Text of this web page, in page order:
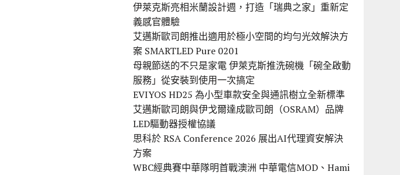
伊萊克斯亮相米蘭設計週，打造「瑞典之家」重新定
義感官體驗
艾邁斯歐司朗推出適用於極小空間的均勻光效解決方
案 SMARTLED Pure 0201
母親節送的不只是家電 伊萊克斯推洗碗機「碗全啟動
服務」從安裝到使用一次搞定
EVIYOS HD25 為小型車款安全與通訊樹立全新標準
艾邁斯歐司朗與伊戈爾達成歐司朗（OSRAM）品牌
LED驅動器授權協議
思科於 RSA Conference 2026 展出AI代理資安解決
方案
WBC經典賽中華隊明首戰澳洲 中華電信MOD、Hami